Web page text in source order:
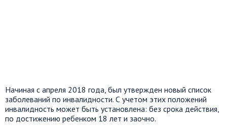
Начиная с апреля 2018 года, был утвержден новый список
заболеваний по инвалидности. С учетом этих положений
инвалидность может быть установлена: без срока действия,
по достижению ребенком 18 лет и заочно.